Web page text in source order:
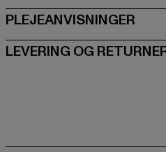
PLEJEANVISNINGER
LEVERING OG